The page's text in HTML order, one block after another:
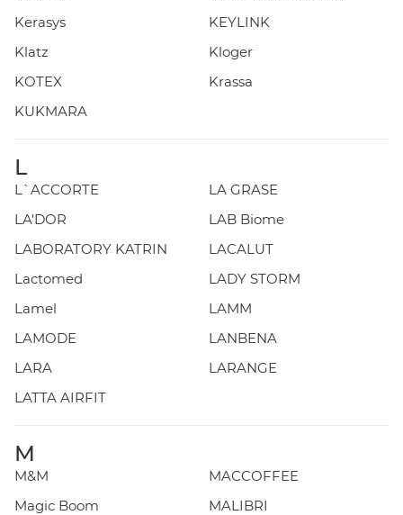
Kerasys
KEYLINK
Klatz
Kloger
KOTEX
Krassa
KUKMARA
L
L`ACCORTE
LA GRASE
LA'DOR
LAB Biome
LABORATORY KATRIN
LACALUT
Lactomed
LADY STORM
Lamel
LAMM
LAMODE
LANBENA
LARA
LARANGE
LATTA AIRFIT
M
M&M
MACCOFFEE
Magic Boom
MALIBRI